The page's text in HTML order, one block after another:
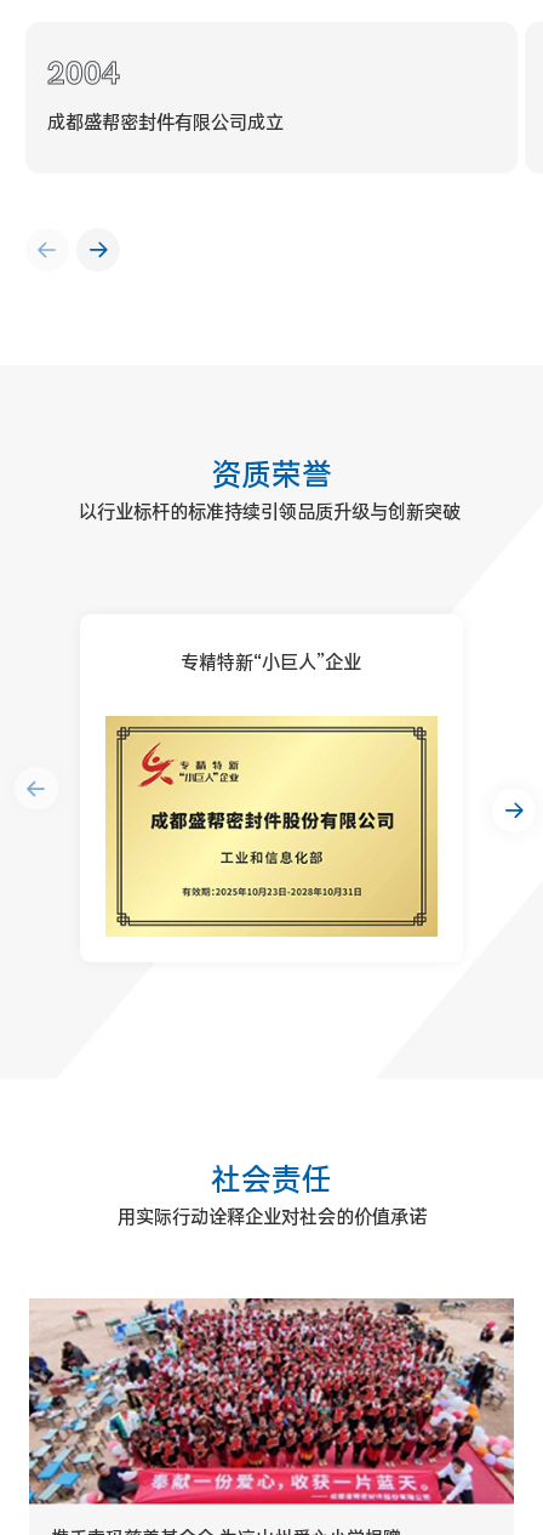
2004
成都盛帮密封件有限公司成立
资质荣誉
以行业标杆的标准持续引领品质升级与创新突破
专精特新“小巨人”企业
社会责任
用实际行动诠释企业对社会的价值承诺